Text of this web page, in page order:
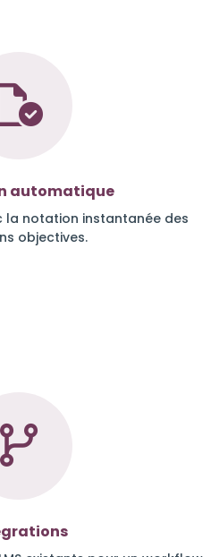
automatique
la notation instantanée des
objectives.